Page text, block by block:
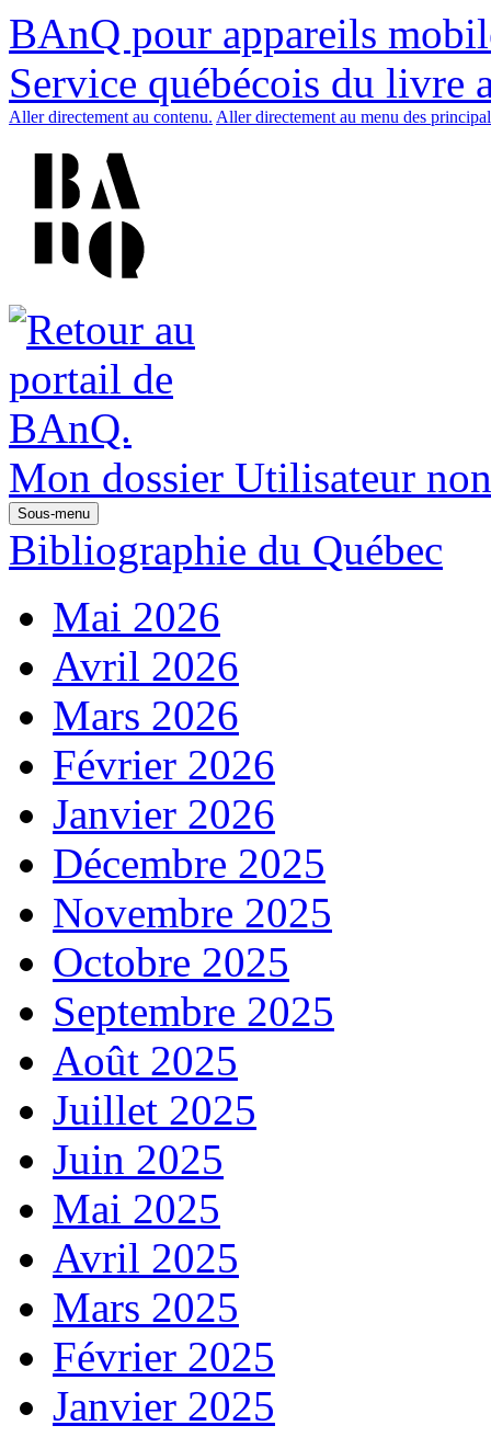
BAnQ pour appareils
Service québécois du livre
Aller directement au contenu. Aller directement au menu des
Mon dossier Utilisateur
Sous-menu
Bibliographie du Québec
Mai 2026
Avril 2026
Mars 2026
Février 2026
Janvier 2026
Décembre 2025
Novembre 2025
Octobre 2025
Septembre 2025
Août 2025
Juillet 2025
Juin 2025
Mai 2025
Avril 2025
Mars 2025
Février 2025
Janvier 2025